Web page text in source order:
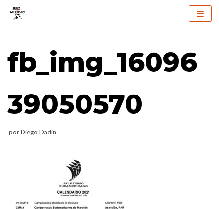
contenido
fb_img_16096
39050570
porDiego Dadin